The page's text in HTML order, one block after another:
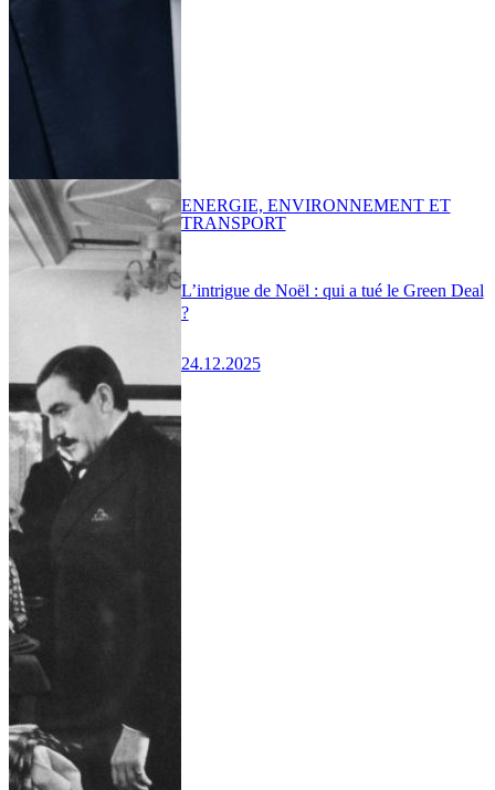
L’intrigue de Noël : qui a tué le Green Deal
?
24.12.2025
ENERGIE, ENVIRONNEMENT ET
TRANSPORT